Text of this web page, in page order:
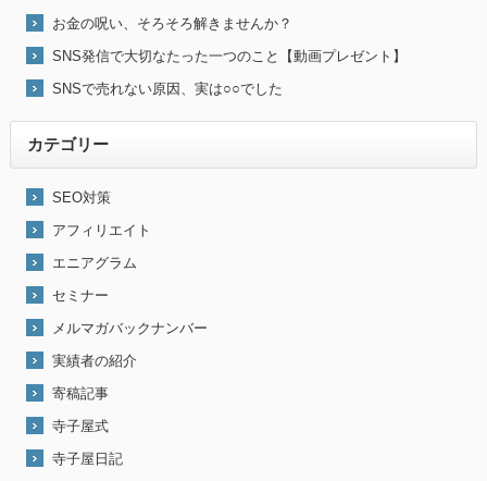
お金の呪い、そろそろ解きませんか？
SNS発信で大切なたった一つのこと【動画プレゼント】
SNSで売れない原因、実は○○でした
カテゴリー
SEO対策
アフィリエイト
エニアグラム
セミナー
メルマガバックナンバー
実績者の紹介
寄稿記事
寺子屋式
寺子屋日記